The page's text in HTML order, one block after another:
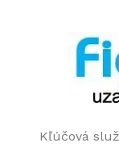
Kľúčová